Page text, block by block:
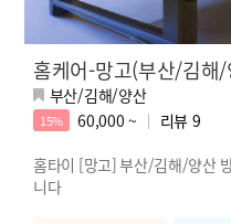
홈케어-망고(부산/김해/
부산/김해/양산
15% 60,000 ~ 리뷰 9
홈타이 [망고] 부산/김해/양산
니다